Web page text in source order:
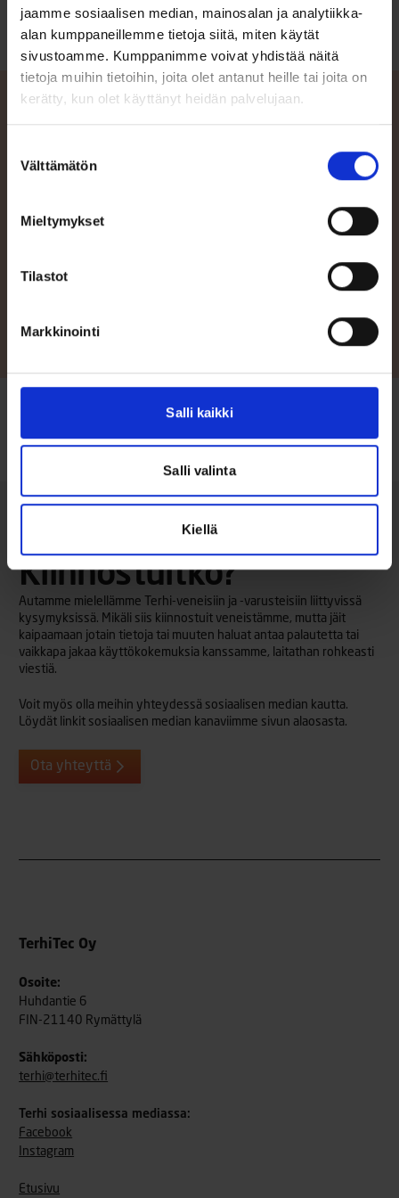
jaamme sosiaalisen median, mainosalan ja analytiikka-
alan kumppaneillemme tietoja siitä, miten käytät
sivustoamme. Kumppanimme voivat yhdistää näitä
tietoja muihin tietoihin, joita olet antanut heille tai joita on
kerätty, kun olet käyttänyt heidän palvelujaan.
valinta
Välttämätön
Mieltymykset
Tilastot
Markkinointi
Salli kaikki
Salli valinta
Kiellä
Ota yhteyttä
pyytää veneestä/venepaketista tarjouksen, voit aina kääntyä
asiantuntevien Terhi-jälleenmyyjiemme puoleen. Katso tästä
Jälleenmyyjät
Kiinnostuitko?
Autamme mielellämme Terhi-veneisiin ja -varusteisiin liittyvissä
kysymyksissä. Mikäli siis kiinnostuit veneistämme, mutta jäit
kaipaamaan jotain tietoja tai muuten haluat antaa palautetta tai
vaikkapa jakaa käyttökokemuksia kanssamme, laitathan rohkeasti
viestiä.
Voit myös olla meihin yhteydessä sosiaalisen median kautta.
Löydät linkit sosiaalisen median kanaviimme sivun alaosasta.
Ota yhteyttä
TerhiTec Oy
Osoite:
Huhdantie 6
FIN-21140 Rymättylä
Sähköposti:
terhi@terhitec.fi
Terhi sosiaalisessa mediassa:
Facebook
Instagram
Etusivu